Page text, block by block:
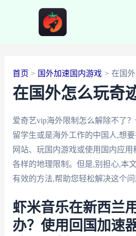
首页 国外加速国内游戏 在国
在国外怎么玩奇
爱奇艺vip海外限制怎么解除不了？
留学生或是海外工作的中国人,想
网站、玩国内游戏或使用国内应
各样的地理限制。但是,别担心,本
有效的方法,帮助您轻松解决这个问
虾米音乐在新西兰
办？使用回国加速